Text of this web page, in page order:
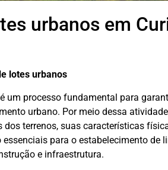
urbanos em
lotes urbanos
um processo fundamental para
urbano. Por meio dessa
dos terrenos, suas características
para o estabelecimento de
e infraestrutura.